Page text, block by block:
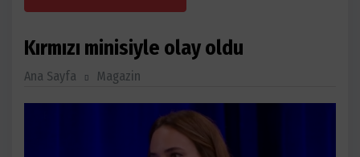
Kırmızı minisiyle olay oldu
Ana Sayfa Magazin